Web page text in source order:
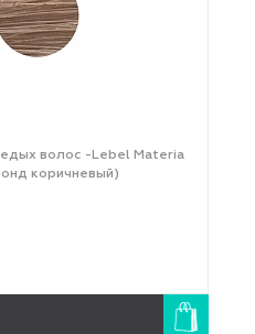
волос -Lebel Materia
коричневый)